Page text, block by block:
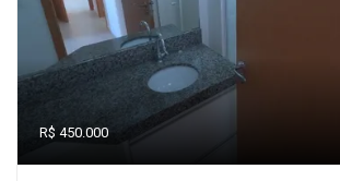
R$ 450.000